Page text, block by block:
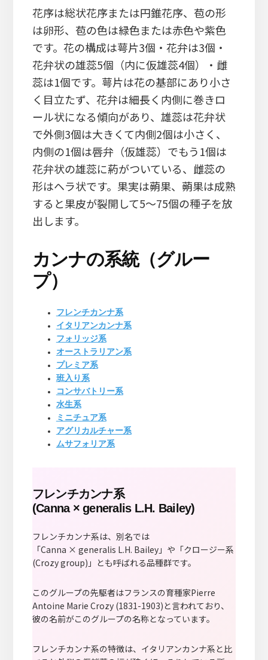
花序は総状花序または円錐花序、苞の形
は卵形、苞の色は緑色または赤色や紫色
です。花の構成は萼片3個・花弁は3個・
花弁状の雄蕊5個（内に仮雄蕊4個）・雌
蕊は1個です。萼片は花の基部にあり小さ
く目立たず、花弁は細長く内側に巻きロ
ール状になる傾向があり、雄蕊は花弁状
で外側3個は大きくて内側2個は小さく、
内側の1個は唇弁（仮雄蕊）でもう1個は
花弁状の雄蕊に葯がついている、雌蕊の
形はヘラ状です。果実は蒴果、蒴果は成熟
すると果皮が裂開して5～75個の種子を放
出します。
カンナの系統（グルー
プ）
フレンチカンナ系
イタリアンカンナ系
フォリッジ系
オーストラリアン系
プレミア系
班入り系
コンサバトリー系
水生系
ミニチュア系
アグリカルチャー系
ムサフォリア系
フレンチカンナ系
(Canna × generalis L.H. Bailey)
フレンチカンナ系は、別名では
「Canna × generalis L.H. Bailey」や「クロージー系
(Crozy group)」とも呼ばれる品種群です。
このグループの先駆者はフランスの育種家Pierre
Antoine Marie Crozy (1831-1903)と言われており、
彼の名前がこのグループの名称となっています。
フレンチカンナ系の特徴は、イタリアンカンナ系と比